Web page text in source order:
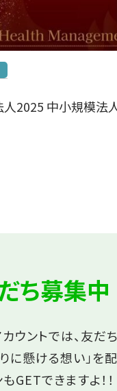
2025 中小規模法
ち募集中
ントでは、友だ
に懸ける想い」を
GETできますよ！！